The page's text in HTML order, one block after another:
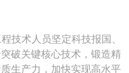
技术人员坚定科技报国、
破关键核心技术，锻造精
生产力，加快实现高水平